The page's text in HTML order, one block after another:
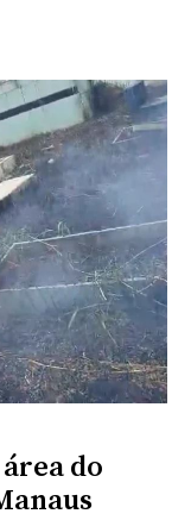
do